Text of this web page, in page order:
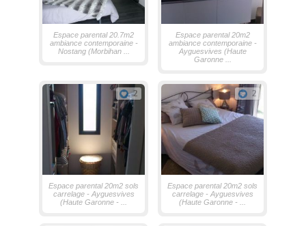
Espace parental 20.7m2
ambiance contemporaine -
Nostang (Morbihan ...
Espace parental 20m2
ambiance contemporaine -
Ayguesvives (Haute
Garonne ...
2
Espace parental 20m2 sols
carrelage - Ayguesvives
(Haute Garonne - ...
2
Espace parental 20m2 sols
carrelage - Ayguesvives
(Haute Garonne - ...